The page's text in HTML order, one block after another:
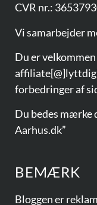
CVR nr.:
Vi samarbejder
Du er
forbedringer af
Du bedes mærke
Aarhus.dk”
BEMÆRK
Bloggen er